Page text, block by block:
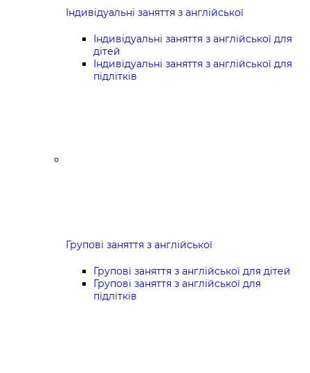
Індивідуальні заняття з англійської
Індивідуальні заняття з англійської для
дітей
Індивідуальні заняття з англійської для
підлітків
Групові заняття з англійської
Групові заняття з англійської для дітей
Групові заняття з англійської для
підлітків